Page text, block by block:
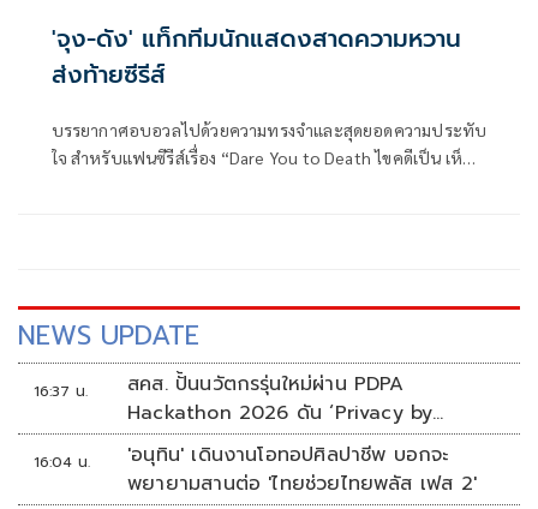
'จุง-ดัง' แท็กทีมนักแสดงสาดความหวาน
ส่งท้ายซีรีส์
บรรยากาศอบอวลไปด้วยความทรงจำและสุดยอดความประทับ
ใจ สำหรับแฟนซีรีส์เรื่อง “Dare You to Death ไขคดีเป็น เห็น
NEWS UPDATE
16:37 น.
สคส. ปั้นนวัตกรรุ่นใหม่ผ่าน PDPA
Hackathon 2026 ดัน ‘Privacy by
Design for all’ สู่โซลูชันคุ้มครองข้อมูลส่วน
บุคคลที่ใช้ได้จริง
16:04 น.
'อนุทิน' เดินงานโอทอปศิลปาชีพ บอกจะ
พยายามสานต่อ 'ไทยช่วยไทยพลัส เฟส 2'